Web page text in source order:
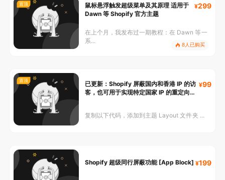
置顶
鼠标悬浮触发超级菜单及其原理 适用于
Dawn 等 Shopify 官方主题
299
在上个月，我发布过一期教程：在 Dawn 等一
系...
8人已购买
置顶
已更新：Shopify 屏蔽国内和香港 IP 的访
客，也可用于实现特定国家 IP 的重定向功
99
复制以下代码，添加到主题 Layout 文件夹 ...
Shopify 超级同行屏蔽功能 [App Block] 199